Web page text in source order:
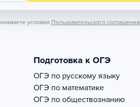
условия Пользовательского
Подготовка к ОГЭ
ОГЭ по русскому языку
ОГЭ по математике
ОГЭ по обществознанию